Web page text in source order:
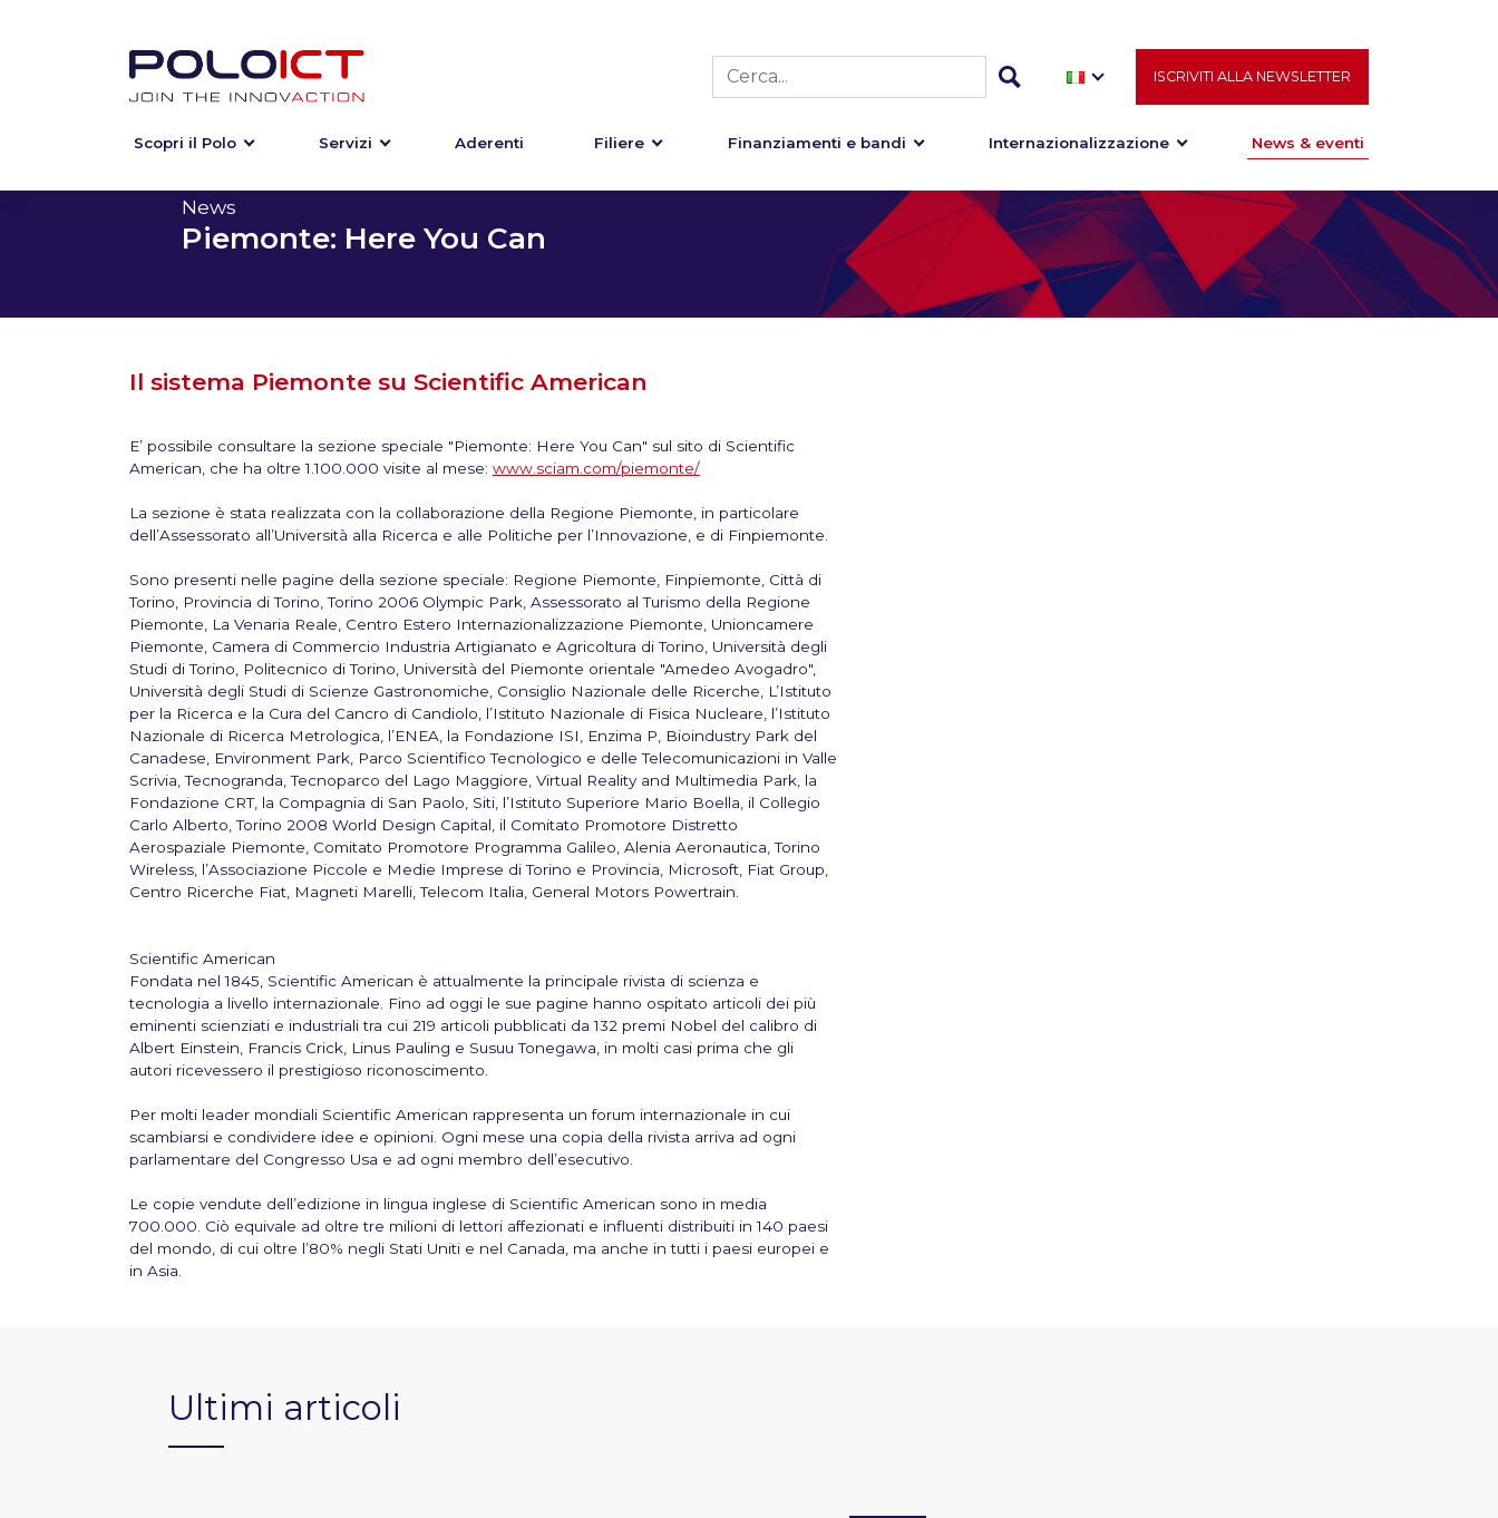
ISCRIVITI ALLA NEWSLETTER
Scopri il Polo Servizi Aderenti Filiere Finanziamenti e bandi Internazionalizzazione News & eventi
News
Piemonte: Here You Can
Il sistema Piemonte su Scientific American
E’ possibile consultare la sezione speciale "Piemonte: Here You Can" sul sito di Scientific
American, che ha oltre 1.100.000 visite al mese: www.sciam.com/piemonte/
La sezione è stata realizzata con la collaborazione della Regione Piemonte, in particolare
dell’Assessorato all’Università alla Ricerca e alle Politiche per l’Innovazione, e di Finpiemonte.
Sono presenti nelle pagine della sezione speciale: Regione Piemonte, Finpiemonte, Città di
Torino, Provincia di Torino, Torino 2006 Olympic Park, Assessorato al Turismo della Regione
Piemonte, La Venaria Reale, Centro Estero Internazionalizzazione Piemonte, Unioncamere
Piemonte, Camera di Commercio Industria Artigianato e Agricoltura di Torino, Università degli
Studi di Torino, Politecnico di Torino, Università del Piemonte orientale "Amedeo Avogadro",
Università degli Studi di Scienze Gastronomiche, Consiglio Nazionale delle Ricerche, L’Istituto
per la Ricerca e la Cura del Cancro di Candiolo, l’Istituto Nazionale di Fisica Nucleare, l’Istituto
Nazionale di Ricerca Metrologica, l’ENEA, la Fondazione ISI, Enzima P, Bioindustry Park del
Canadese, Environment Park, Parco Scientifico Tecnologico e delle Telecomunicazioni in Valle
Scrivia, Tecnogranda, Tecnoparco del Lago Maggiore, Virtual Reality and Multimedia Park, la
Fondazione CRT, la Compagnia di San Paolo, Siti, l’Istituto Superiore Mario Boella, il Collegio
Carlo Alberto, Torino 2008 World Design Capital, il Comitato Promotore Distretto
Aerospaziale Piemonte, Comitato Promotore Programma Galileo, Alenia Aeronautica,Torino
Wireless, l’Associazione Piccole e Medie Imprese di Torino e Provincia, Microsoft, Fiat Group,
Centro Ricerche Fiat, Magneti Marelli, Telecom Italia, General Motors Powertrain.
Scientific American
Fondata nel 1845, Scientific American è attualmente la principale rivista di scienza e
tecnologia a livello internazionale. Fino ad oggi le sue pagine hanno ospitato articoli dei più
eminenti scienziati e industriali tra cui 219 articoli pubblicati da 132 premi Nobel del calibro di
Albert Einstein, Francis Crick, Linus Pauling e Susuu Tonegawa, in molti casi prima che gli
autori ricevessero il prestigioso riconoscimento.
Per molti leader mondiali Scientific American rappresenta un forum internazionale in cui
scambiarsi e condividere idee e opinioni. Ogni mese una copia della rivista arriva ad ogni
parlamentare del Congresso Usa e ad ogni membro dell’esecutivo.
Le copie vendute dell’edizione in lingua inglese di Scientific American sono in media
700.000. Ciò equivale ad oltretre milioni di lettori affezionati e influenti distribuiti in140 paesi
del mondo, di cui oltre l’80% negli Stati Uniti e nel Canada, ma anche in tutti i paesi europei e
in Asia.
Ultimi articoli